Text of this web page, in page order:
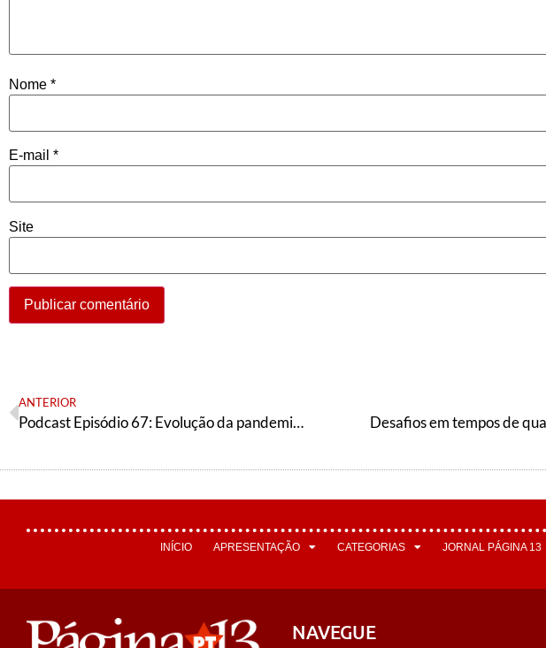
Nome *
E-mail *
Site
ANTERIOR
Podcast Episódio 67: Evolução da pandemia, o pedido de impeachment e o plano emergencial de cultura Desafios em tempos de
INÍCIO APRESENTAÇÃO CATEGORIAS JORNAL PÁGINA 13
NAVEGUE